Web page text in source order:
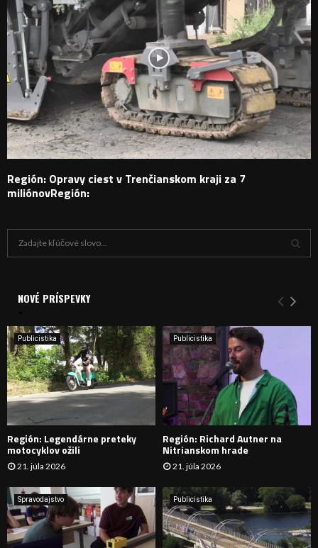
Región: Opravy ciest v Trenčianskom kraji za 7
miliónovRegión:
i
e
:
Y
H
D
A
N
NOVÉ PRÍSPEVKY
Publicistika
Región: Legendárne preteky
motocyklov ožili
21. júla 2026
Publicistika
Región: Richard Autner na
Nitrianskom hrade
21. júla 2026
Spravodajstvo Publicistika